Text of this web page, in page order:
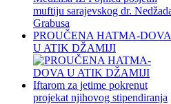
PROUČENA HATMA-DOVA
U ATIK DŽAMIJI
Iftarom za jetime pokrenut
projekat njihovog stipendiranja